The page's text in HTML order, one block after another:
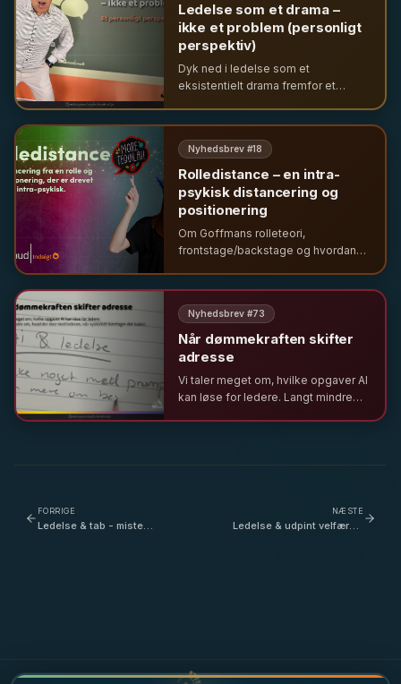
Ledelse som et drama –
ikke et problem (personligt
perspektiv)
Dyk ned i ledelse som et
eksistentielt drama fremfor et
med fokus på psykodynamisk
indsigt og autentisk lederskab.
Nyhedsbrev #18
Rolledistance – en intra-
psykisk distancering og
positionering
Om Goffmans rolleteori,
frontstage/backstage og hvordan
autentiske lederrolle.
Nyhedsbrev #73
Når dømmekraften skifter
adresse
Vi taler meget om, hvilke opgaver AI
kan løse for ledere. Langt mindre
FORRIGE
Ledelse & tab - miste
NÆSTE
Ledelse & udpint velfærd -